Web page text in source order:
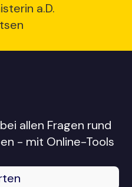
a.D.
allen Fragen rund
- mit Online-Tools